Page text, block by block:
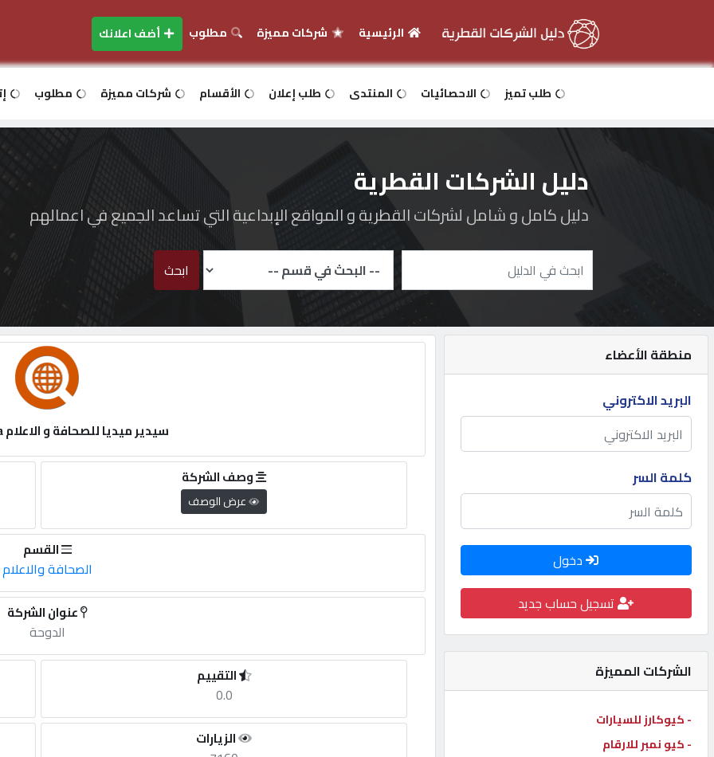
دخول
اعلانك
مطلوب
طلب
الاحصائيات
الأقسام
شركات
مميزة
إبحث
إتصل
الرئيسية شركات مميزة مطلوب أضف اعلانك
طلب تميز الاحصائيات المنتدى طلب إعلان الأقسام شركات مميزة مطلوب
دليل الشركات القطرية
دليل كامل و شامل لشركات القطرية و المواقع الإبداعية التي تساعد الجميع في اعمالهم
ابحث
منطقة الأعضاء
البريد الاكتروني
كلمة السر
دخول
تسجيل حساب جديد
الشركات المميزة
- كيوكارز للسيارات
- كيو نمبر للارقام
سيدير ميديا للصحافة و الاعلام Sedeer Media
وصف الشركة
عرض الوصف
القسم
الصحافة والاعلام
عنوان الشركة
الدوحة
التقييم
0.0
الزيارات